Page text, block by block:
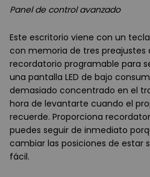
Panel de control avanzado
Este escritorio viene con un
con memoria de tres preajustes
recordatorio programable para
una pantalla LED de bajo
demasiado concentrado en el
hora de levantarte cuando el
recuerde. Proporciona
puedes seguir de inmediato
cambiar las posiciones de estar
fácil.